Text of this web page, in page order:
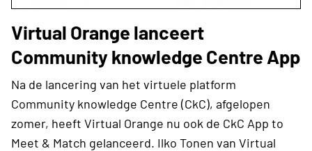
Virtual Orange lanceert
Community knowledge Centre App
Na de lancering van het virtuele platform
Community knowledge Centre (CkC), afgelopen
zomer, heeft Virtual Orange nu ook de CkC App to
Meet & Match gelanceerd. Ilko Tonen van Virtual